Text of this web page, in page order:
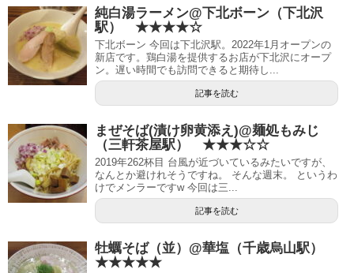
純白湯ラーメン@下北ボーン（下北沢
駅） ★★★★☆
下北ボーン 今回は下北沢駅。2022年1月オープンの
新店です。鶏白湯を提供するお店が下北沢にオープ
ン。遅い時間でも訪問できると期待し...
記事を読む
まぜそば(漬け卵黄添え)@麺処もみじ
（三軒茶屋駅） ★★★☆☆
2019年262杯目 台風が近づいているみたいですが、
なんとか避けれそうですね。 そんな週末。 というわ
けでメンラーですw 今回は三...
記事を読む
牡蠣そば（並）@華塩（千歳烏山駅）
★★★★★